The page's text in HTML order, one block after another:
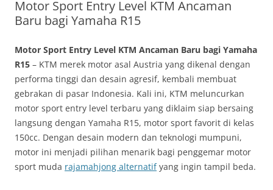
Motor Sport Entry Level KTM Ancaman
Baru bagi Yamaha R15
Motor Sport Entry Level KTM Ancaman Baru bagi Yamaha
R15 – KTM merek motor asal Austria yang dikenal dengan
performa tinggi dan desain agresif, kembali membuat
gebrakan di pasar Indonesia. Kali ini, KTM meluncurkan
motor sport entry level terbaru yang diklaim siap bersaing
langsung dengan Yamaha R15, motor sport favorit di kelas
150cc. Dengan desain modern dan teknologi mumpuni,
motor ini menjadi pilihan menarik bagi penggemar motor
sport muda rajamahjong alternatifyang ingin tampil beda.